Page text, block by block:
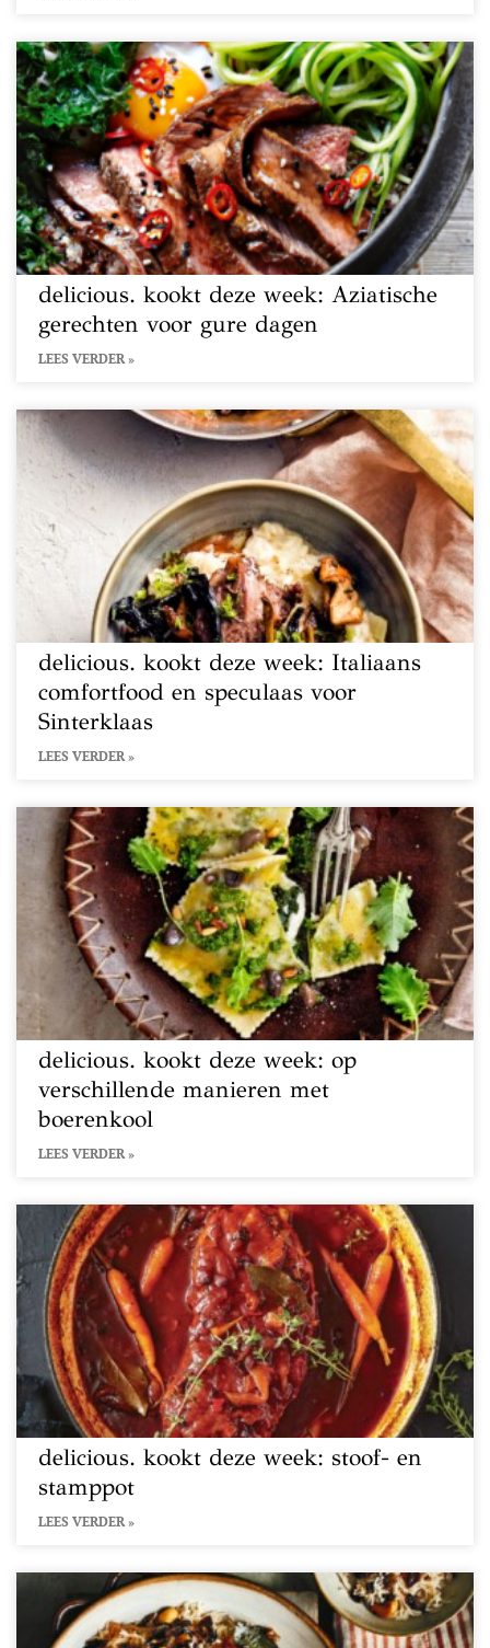
delicious. kookt deze week: Aziatische
gerechten voor gure dagen
LEES VERDER »
delicious. kookt deze week: Italiaans
comfortfood en speculaas voor
Sinterklaas
LEES VERDER »
delicious. kookt deze week: op
verschillende manieren met
boerenkool
LEES VERDER »
delicious. kookt deze week: stoof- en
stamppot
LEES VERDER »